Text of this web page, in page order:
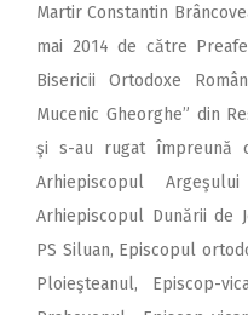
Martir Constantin
mai 2014 de către
Bisericii Ortodoxe
Mucenic Gheorghe” din
şi s-au rugat împreună
Arhiepiscopul
Arhiepiscopul Dunării de
PS Siluan, Episcopul
Ploieşteanul, Episcop-